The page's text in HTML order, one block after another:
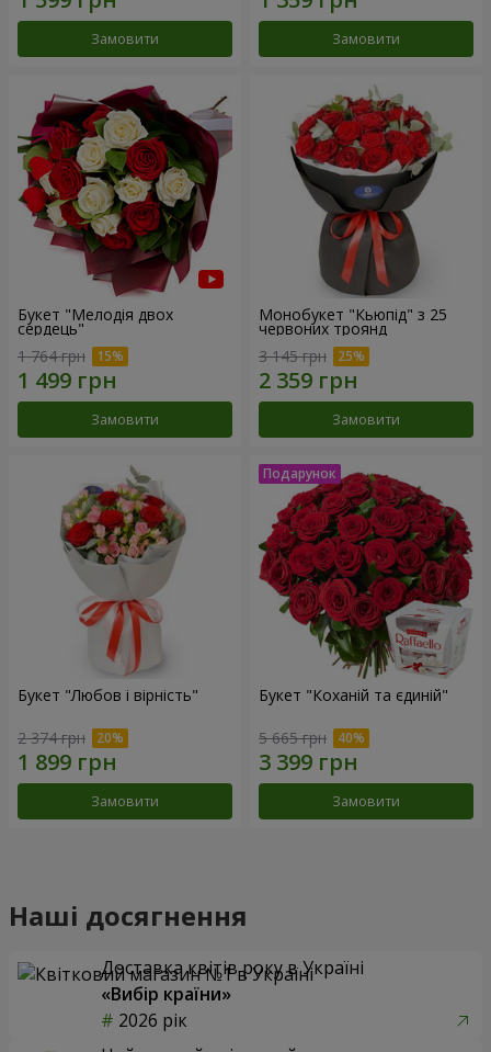
Замовити Замовити
Букет "Мелодія двох
сердець"
1 764 грн
Замовити
Монобукет "Кьюпід" з 25
червоних троянд
3 145 грн
Замовити
Букет "Любов і вірність"
2 374 грн
Замовити
Букет "Коханій та єдиній"
5 665 грн
Замовити
Наші досягнення
Доставка квітів року в Україні
«Вибір країни»
2026 рік